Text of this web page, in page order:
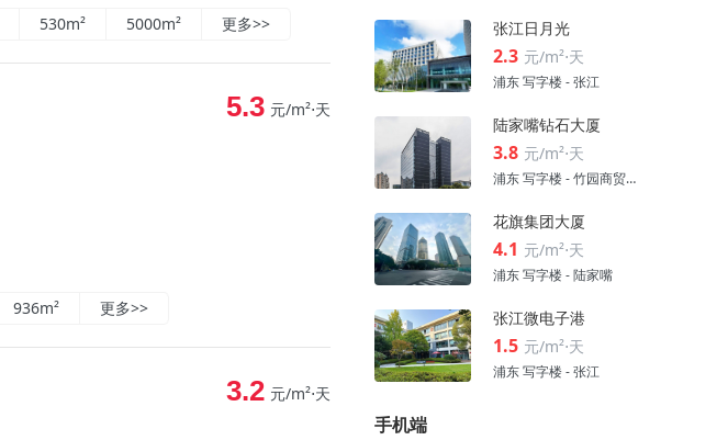
530m² 5000m² 更多>>
5.3 元/m²⋅天
936m² 更多>>
3.2 元/m²⋅天
张江日月光
2.3 元/m²⋅天
浦东 写字楼 - 张江
陆家嘴钻石大厦
3.8 元/m²⋅天
浦东 写字楼 - 竹园商贸区
花旗集团大厦
4.1 元/m²⋅天
浦东 写字楼 - 陆家嘴
张江微电子港
1.5 元/m²⋅天
浦东 写字楼 - 张江
手机端